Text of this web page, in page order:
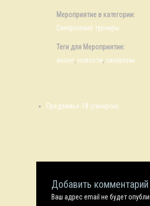
Мероприятие в категории:
Синхронные турниры
Теги для Мероприятие:
анонс, новости, синхроны
Предзимье-18 (синхрон)
Добавить комментарий
Ваш адрес email не будет